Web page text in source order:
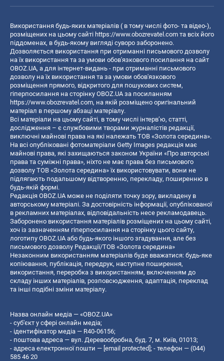
Використання будь-яких матеріалів ( в тому числі фото- та відео-),
розміщених на цьому сайті https://www.obozrevatel.com та всіх його
піддоменах, в будь-якому вигляді суворо заборонено.
Дозволяється використання при отриманні письмового дозволу
на їх використання та за умови обов'язкового посилання на сайт
OBOZ.UA, а для інтернет-видань - при отриманні письмового
дозволу на їх використання та за умови обов'язкового
розміщення прямого, відкритого для пошукових систем,
гіперпосилання на сторінку OBOZ.UA за посиланням
https://www.obozrevatel.com, на якій розміщено оригінальний
матеріал в першому абзаці матеріалу.
Всі матеріали на цьому сайті, в тому числі інтерв’ю, статті,
дослідження – є службовими творами журналістів редакції,
виключні майнові права на які належать ТОВ «Золота середина».
На всі опубліковані фотоматеріали Getty Images редакція має
майнові права, які захищаються законом України «Про авторські
права та суміжні права», ніхто не має права без письмового
дозволу ТОВ «Золота середина» їх використовувати, вони не
підлягають подальшому відтворенню, перекладу, поширенню в
будь-якій формі.
Редакція OBOZ.UA може не поділяти точку зору, викладену в
авторському матеріалі. За достовірність інформації, опублікованої
в рекламних матеріалах, відповідальність несе рекламодавець.
Заборонено використання матеріалів розміщених на цьому сайті,
хоч із зазначенням гіперпосилання на сторінку цього сайту,
логотипу OBOZ.UA або будь-якого іншого згадування, але без
письмового дозволу Редакції/ТОВ «Золота середина»
Незаконним використанням матеріалів буде вважатися: будь-яке
копiювання, публiкацiя, передрук, наступне поширення,
використання, переробка з використанням, включенням до
складу інших матеріалів, розповсюдження, адаптація, переклад
та інші подібні зміни матеріалу.
Назва онлайн медіа — «OBOZ.UA»
- суб'єкт у сфері онлайн медіа;
- ідентифікатор медіа — R40-06156;
- поштова адреса — вул. Деревообробна, буд. 7, м. Київ, 01013;
- адреса електронної пошти — [email protected] ; - телефон — (044)
585 46 20